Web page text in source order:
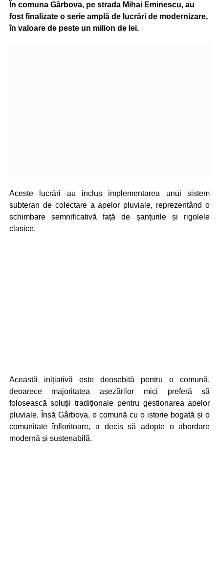
În comuna Gârbova, pe strada Mihai Eminescu, au
fost finalizate o serie amplă de lucrări de modernizare,
în valoare de peste un milion de lei.
Aceste lucrări au inclus implementarea unui sistem
subteran de colectare a apelor pluviale, reprezentând o
schimbare semnificativă față de șanțurile și rigolele
clasice.
Această inițiativă este deosebită pentru o comună,
deoarece majoritatea așezărilor mici preferă să
folosească soluții tradiționale pentru gestionarea apelor
pluviale. Însă Gârbova, o comună cu o istorie bogată și o
comunitate înfloritoare, a decis să adopte o abordare
modernă și sustenabilă.